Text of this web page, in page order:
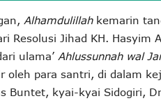
Alhamdulillah kemarin
Resolusi Jihad KH. Hasyim
ulama’ Ahlussunnah wal
oleh para santri, di dalam
Buntet, kyai-kyai Sidogiri,